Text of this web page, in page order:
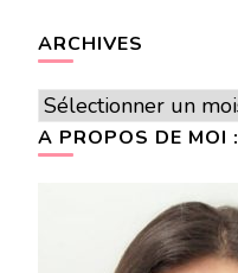
ARCHIVES
Archives
A PROPOS DE MOI :